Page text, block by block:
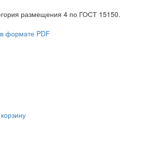
размещения 4 по ГОСТ 15150.
формате PDF